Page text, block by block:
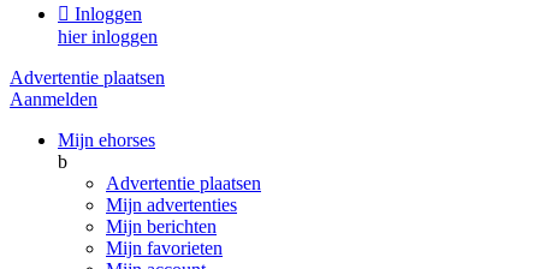
 Inloggen
hier inloggen
Advertentie plaatsen
Aanmelden
Mijn ehorses
b
Advertentie plaatsen
Mijn advertenties
Mijn berichten
Mijn favorieten